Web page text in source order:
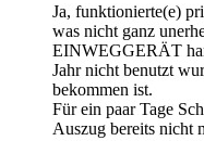
Ja, funktionierte(e)
was nicht ganz
EINWEGGERÄT
Jahr nicht benutzt
bekommen ist.
Für ein paar Tage
Auszug bereits nicht